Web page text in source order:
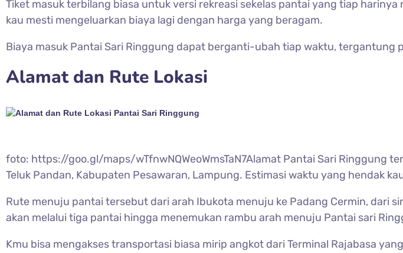
Tiket masuk terbilang biasa untuk versi rekreasi sekelas pantai yang tiap
kau mesti mengeluarkan biaya lagi dengan harga yang beragam.
Biaya masuk Pantai Sari Ringgung dapat berganti-ubah tiap waktu, tergantung
Alamat dan Rute Lokasi
foto: https://goo.gl/maps/wTfnwNQWeoWmsTaN7Alamat Pantai Sari Ringgung
Teluk Pandan, Kabupaten Pesawaran, Lampung. Estimasi waktu yang hendak
Rute menuju pantai tersebut dari arah Ibukota menuju ke Padang Cermin, dari
akan melalui tiga pantai hingga menemukan rambu arah menuju Pantai sari
Kmu bisa mengakses transportasi biasa mirip angkot dari Terminal Rajabasa